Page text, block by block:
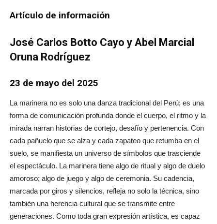
Artículo de información
José Carlos Botto Cayo y Abel Marcial
Oruna Rodríguez
23 de mayo del 2025
La marinera no es solo una danza tradicional del Perú; es una
forma de comunicación profunda donde el cuerpo, el ritmo y la
mirada narran historias de cortejo, desafío y pertenencia. Con
cada pañuelo que se alza y cada zapateo que retumba en el
suelo, se manifiesta un universo de símbolos que trasciende
el espectáculo. La marinera tiene algo de ritual y algo de duelo
amoroso; algo de juego y algo de ceremonia. Su cadencia,
marcada por giros y silencios, refleja no solo la técnica, sino
también una herencia cultural que se transmite entre
generaciones. Como toda gran expresión artística, es capaz